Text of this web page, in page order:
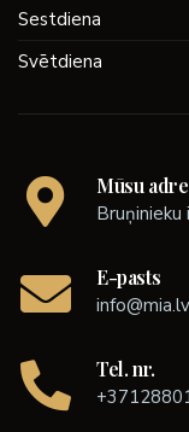
Sestdiena
Svētdiena
Mūsu
Bruņinieku
E-pasts
info@mia.lv
Tel. nr.